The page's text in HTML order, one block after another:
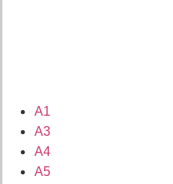
A1
A3
A4
A5